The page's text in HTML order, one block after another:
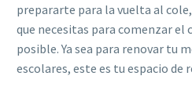
prepararte para la vuelta al
que necesitas para comenzar el
posible. Ya sea para renovar tu
escolares, este es tu espacio de